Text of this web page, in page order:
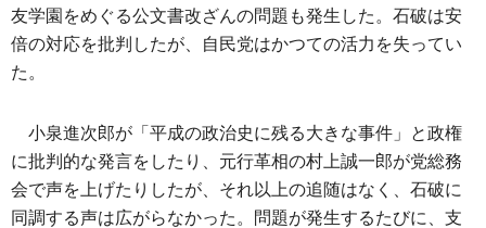
友学園をめぐる公文書改ざんの問題も発生した。石破は安
倍の対応を批判したが、自民党はかつての活力を失ってい
た。
小泉進次郎が「平成の政治史に残る大きな事件」と政権
に批判的な発言をしたり、元行革相の村上誠一郎が党総務
会で声を上げたりしたが、それ以上の追随はなく、石破に
同調する声は広がらなかった。問題が発生するたびに、支